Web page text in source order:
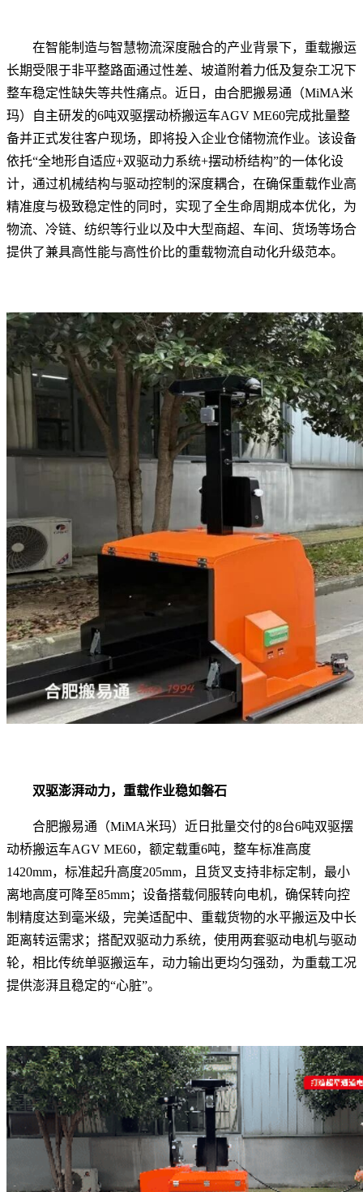
在智能制造与智慧物流深度融合的产业背景下，重载搬运
长期受限于非平整路面通过性差、坡道附着力低及复杂工况下
整车稳定性缺失等共性痛点。近日，由合肥搬易通（MiMA米
玛）自主研发的6吨双驱摆动桥搬运车AGV ME60完成批量整
备并正式发往客户现场，即将投入企业仓储物流作业。该设备
依托“全地形自适应+双驱动力系统+摆动桥结构”的一体化设
计，通过机械结构与驱动控制的深度耦合，在确保重载作业高
精准度与极致稳定性的同时，实现了全生命周期成本优化，为
物流、冷链、纺织等行业以及中大型商超、车间、货场等场合
提供了兼具高性能与高性价比的重载物流自动化升级范本。
双驱澎湃动力，重载作业稳如磐石
合肥搬易通（MiMA米玛）近日批量交付的8台6吨双驱摆
动桥搬运车AGV ME60，额定载重6吨，整车标准高度
1420mm，标准起升高度205mm，且货叉支持非标定制，最小
离地高度可降至85mm；设备搭载伺服转向电机，确保转向控
制精度达到毫米级，完美适配中、重载货物的水平搬运及中长
距离转运需求；搭配双驱动力系统，使用两套驱动电机与驱动
轮，相比传统单驱搬运车，动力输出更均匀强劲，为重载工况
提供澎湃且稳定的“心脏”。